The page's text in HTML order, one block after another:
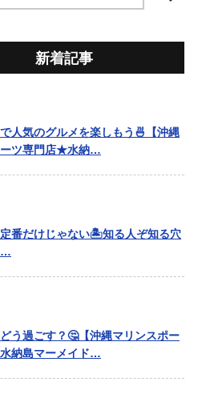
新着記事
人気のグルメを楽しもう🍜【沖縄
ーツ専門店★水納…
番だけじゃない🏝️知る人ぞ知る穴
…
う過ごす？🤔【沖縄マリンスポー
納島マーメイド…